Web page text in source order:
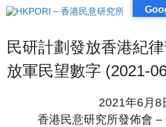
跳
至
容民研計劃發放香港紀
放軍民望數字 (2021-
2021年6月8
香港民意研究所發佈會 –